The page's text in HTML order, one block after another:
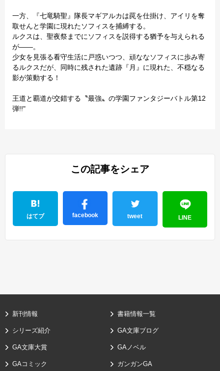
一方、『七竜騎聖』隊長マギアルカは罠を仕掛け、アイリを奪
取せんと学園に現れたソフィスを捕縛する。
ルクスは、聖夜祭までにソフィスを説得する猶予を与えられる
が――。
少女を見張る看守生活に戸惑いつつ、頑ななソフィスに歩み寄
るルクスだが、同時に残された遺跡『月』に現れた、不穏なる
影が策動する！
王道と覇道が交錯する〝最強〟の学園ファンタジーバトル第12
弾!!"
この記事をシェア
はてブ facebook tweet LINE
新刊情報 書籍情報一覧
シリーズ紹介 GA文庫ブログ
GA文庫大賞 GAノベル
GAコミック ガンガンGA